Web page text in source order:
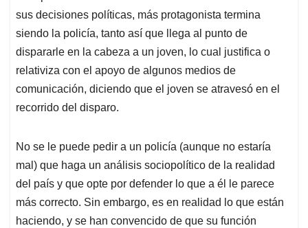
sus decisiones políticas, más protagonista termina
siendo la policía, tanto así que llega al punto de
dispararle en la cabeza a un joven, lo cual justifica o
relativiza con el apoyo de algunos medios de
comunicación, diciendo que el joven se atravesó en el
recorrido del disparo.
No se le puede pedir a un policía (aunque no estaría
mal) que haga un análisis sociopolítico de la realidad
del país y que opte por defender lo que a él le parece
más correcto. Sin embargo, es en realidad lo que están
haciendo, y se han convencido de que su función